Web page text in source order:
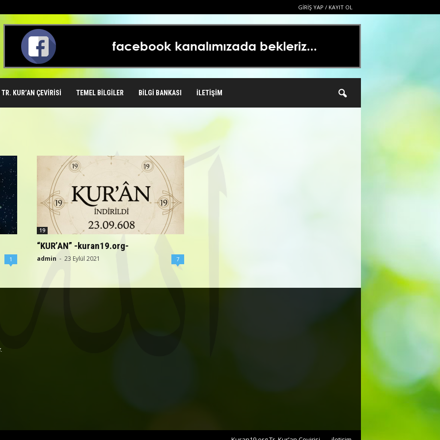
GIRIŞ YAP / KAYIT OL
KUR’AN ÇEVIRISI TEMEL BILGILER BILGI BANKASI İLETIŞIM
1
19
“KUR’AN” -kuran19.org-
admin - 23 Eylül 2021 7